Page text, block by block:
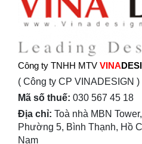
Công ty TNHH MTV VINA
( Công ty CP VINADESIGN )
Mã số thuế: 030 567 45 18
Địa chỉ: Toà nhà MBN
Phường 5, Bình Thạnh, Hồ
Nam